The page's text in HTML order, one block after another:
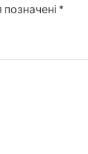
позначені *